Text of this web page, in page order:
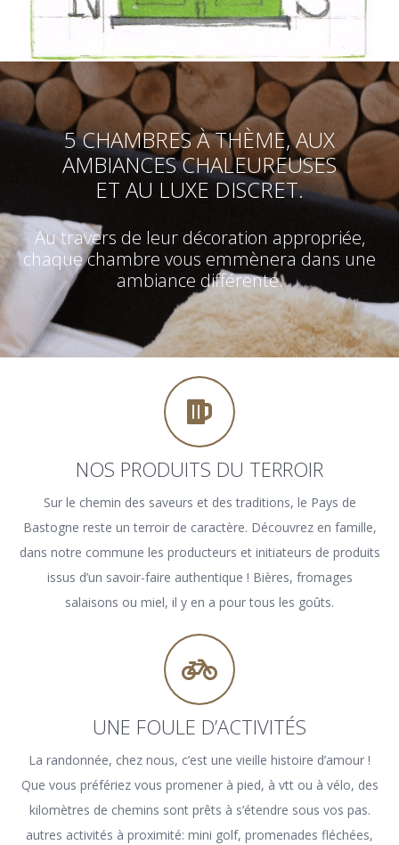
5 CHAMBRES À THÈME, AUX
AMBIANCES CHALEUREUSES
ET AU LUXE DISCRET.
Au travers de leur décoration appropriée,
chaque chambre vous emmènera dans une
ambiance différente.
NOS PRODUITS DU TERROIR
Sur le chemin des saveurs et des traditions, le Pays de
Bastogne reste un terroir de caractère. Découvrez en famille,
dans notre commune les producteurs et initiateurs de produits
issus d’un savoir-faire authentique ! Bières, fromages
salaisons ou miel, il y en a pour tous les goûts.
UNE FOULE D’ACTIVITÉS
La randonnée, chez nous, c’est une vieille histoire d’amour !
Que vous préfériez vous promener à pied, à vtt ou à vélo, des
kilomètres de chemins sont prêts à s’étendre sous vos pas.
autres activités à proximité: mini golf, promenades fléchées,